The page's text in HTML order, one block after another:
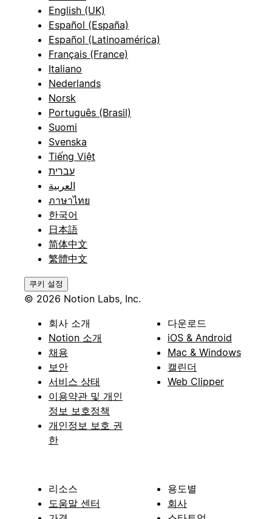
English (UK)
Español (España)
Español (Latinoamérica)
Français (France)
Italiano
Nederlands
Norsk
Português (Brasil)
Suomi
Svenska
Tiếng Việt
עברית
العربية
ภาษาไทย
한국어
日本語
简体中文
繁體中文
쿠키 설정
© 2026 Notion Labs, Inc.
회사 소개
Notion 소개
채용
보안
서비스 상태
이용약관 및 개인
정보 보호정책
개인정보 보호 권
한
다운로드
iOS & Android
Mac & Windows
캘린더
Web Clipper
리소스
도움말 센터
용도별
회사